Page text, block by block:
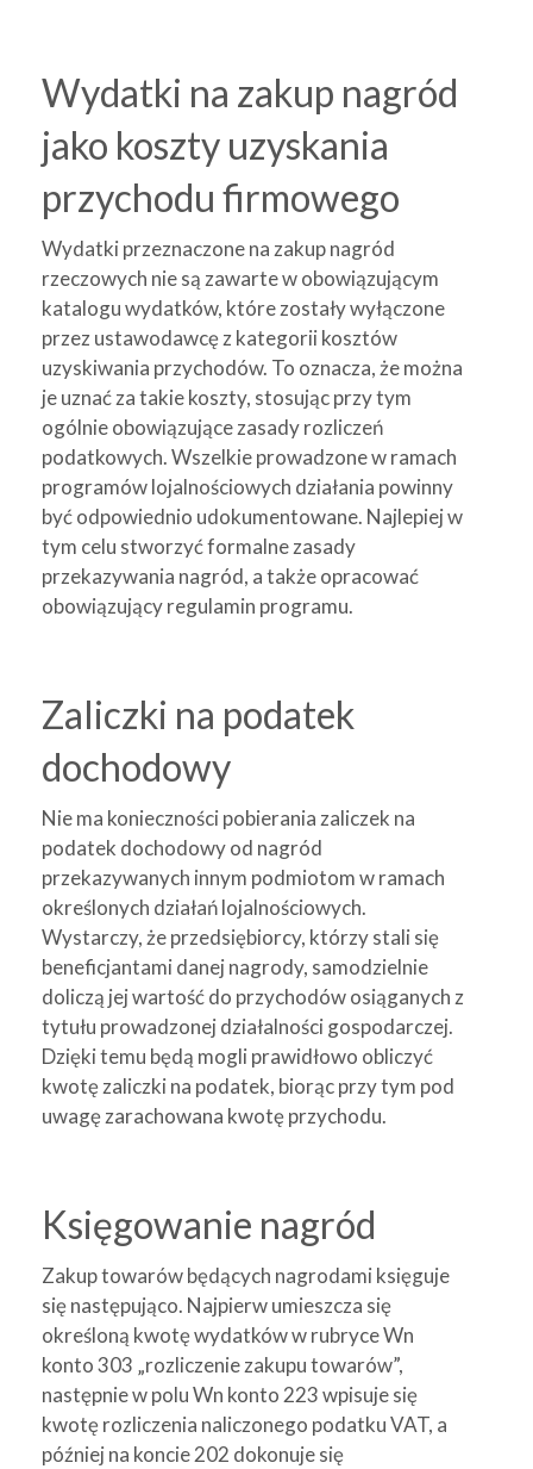
Wydatki na zakup nagród
jako koszty uzyskania
przychodu firmowego
Wydatki przeznaczone na zakup nagród
rzeczowych nie są zawarte w obowiązującym
katalogu wydatków, które zostały wyłączone
przez ustawodawcę z kategorii kosztów
uzyskiwania przychodów. To oznacza, że można
je uznać za takie koszty, stosując przy tym
ogólnie obowiązujące zasady rozliczeń
podatkowych. Wszelkie prowadzone w ramach
programów lojalnościowych działania powinny
być odpowiednio udokumentowane. Najlepiej w
tym celu stworzyć formalne zasady
przekazywania nagród, a także opracować
obowiązujący regulamin programu.
Zaliczki na podatek
dochodowy
Nie ma konieczności pobierania zaliczek na
podatek dochodowy od nagród
przekazywanych innym podmiotom w ramach
określonych działań lojalnościowych.
Wystarczy, że przedsiębiorcy, którzy stali się
beneficjantami danej nagrody, samodzielnie
doliczą jej wartość do przychodów osiąganych z
tytułu prowadzonej działalności gospodarczej.
Dzięki temu będą mogli prawidłowo obliczyć
kwotę zaliczki na podatek, biorąc przy tym pod
uwagę zarachowana kwotę przychodu.
Księgowanie nagród
Zakup towarów będących nagrodami księguje
się następująco. Najpierw umieszcza się
określoną kwotę wydatków w rubryce Wn
konto 303 „rozliczenie zakupu towarów”,
następnie w polu Wn konto 223 wpisuje się
kwotę rozliczenia naliczonego podatku VAT, a
później na koncie 202 dokonuje się